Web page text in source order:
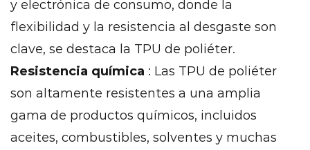
Polyether
vs.
caucho
16.3
Polyether
TPU
y electrónica de consumo, donde la
flexibilidad y la resistencia al desgaste son
clave, se destaca la TPU de poliéter.
Resistencia química : Las TPU de poliéter
son altamente resistentes a una amplia
gama de productos químicos, incluidos
aceites, combustibles, solventes y muchas